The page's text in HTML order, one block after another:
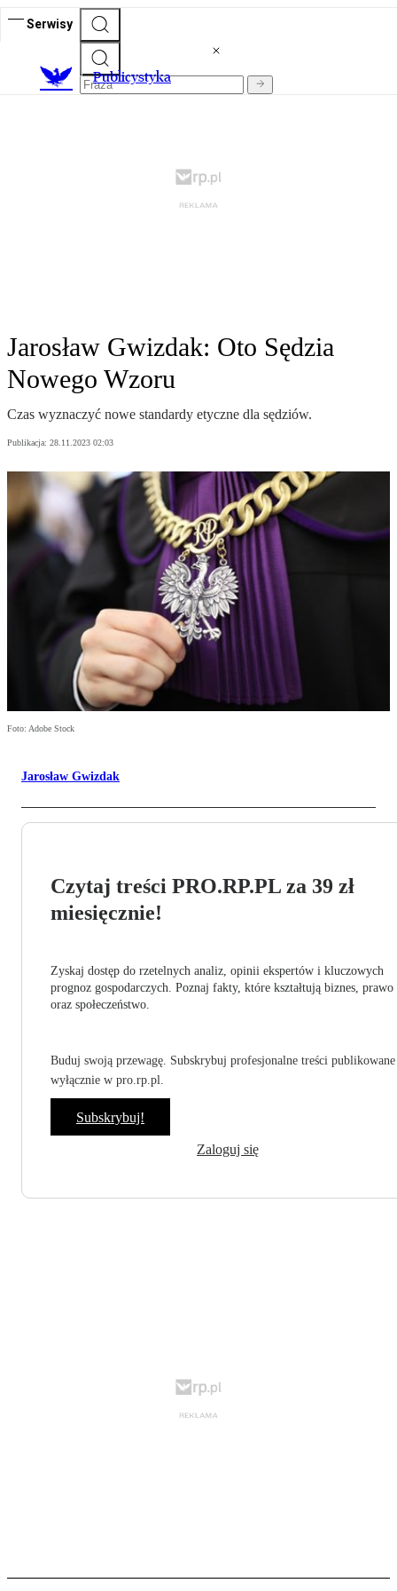
Serwisy
Publicystyka
Jarosław Gwizdak: Oto Sędzia
Nowego Wzoru
Czas wyznaczyć nowe standardy etyczne dla sędziów.
Publikacja: 28.11.2023 02:03
Foto: Adobe Stock
Jarosław Gwizdak
Czytaj treści PRO.RP.PL za 39 zł
miesięcznie!
Zyskaj dostęp do rzetelnych analiz, opinii ekspertów i kluczowych
prognoz gospodarczych. Poznaj fakty, które kształtują biznes, prawo
oraz społeczeństwo.
Buduj swoją przewagę. Subskrybuj profesjonalne treści publikowane
wyłącznie w pro.rp.pl.
Subskrybuj!
Zaloguj się